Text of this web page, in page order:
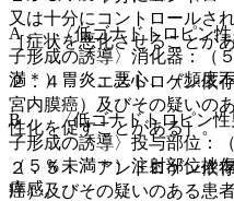
又は十分にコントロールさ
［症状を悪化させることが
２．４． エストロゲン依
宮内膜癌）及びその疑いの
性化を促すことがある］。
２．５． アンドロゲン依
癌）及びその疑いのある患
A． 〈低ゴナドトロピン性
子形成の誘導〉消化器：（
満＊）胃炎、悪心、（頻度
B． 〈低ゴナドトロピン性
子形成の誘導〉投与部位：
（５％未満＊）注射部位挫
痒感。